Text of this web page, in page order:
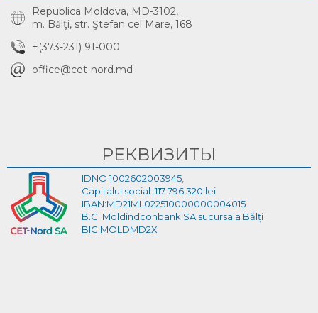
Republica Moldova, MD-3102,
m. Bălţi, str. Ştefan cel Mare, 168
+(373-231) 91-000
office@cet-nord.md
РЕКВИЗИТЫ
IDNO 1002602003945,
Capitalul social :117 796 320 lei
IBAN:MD21ML022510000000004015
B.C. Moldindconbank SA sucursala Bălți
BIC MOLDMD2X